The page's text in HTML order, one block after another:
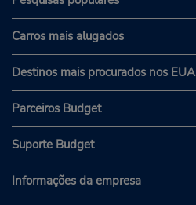
Carros mais alugados
Destinos mais procurados nos EUA
Parceiros Budget
Suporte Budget
Informações da empresa